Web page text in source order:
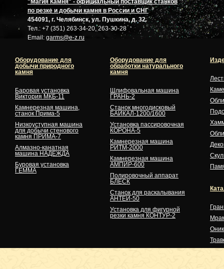
"Магия Камня" - официальный поставщик станков
по резке и добычи камня в России и СНГ
454091, г. Челябинск, ул. Пушкина, д. 32
Тел.: +7 (351) 263-34-20, 263-30-28
Email: garms@e-z.ru
Оборудование для
добычи природного
камня
Баровая установка
Виктория МКБ-11
Камнерезная машина,
станок Прима-5
Низкоуступная машина
для добычи стенового
камня ПРИМА-7
Алмазно-канатная
машина НАДЕЖДА
Буровая установка
ГЕММА
Оборудование для
обработки натурального
камня
Шлифовальная машина
ГРАНЬ-2
Станок многодисковый
БАЙКАЛ-1200/1600
Установка пассировочная
КОРОНА-5
Камнерезная машина
РИТМ-2000
Камнерезная машина
АМПИР-600
Полировочный аппарат
БЛЕСК
Станок для раскалывания
АНТЕЙ-50
Установка для фигурной
резки камня КОНТУР-2